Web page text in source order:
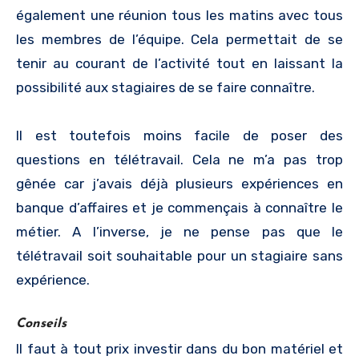
également une réunion tous les matins avec tous
les membres de l’équipe. Cela permettait de se
tenir au courant de l’activité tout en laissant la
possibilité aux stagiaires de se faire connaître.
Il est toutefois moins facile de poser des
questions en télétravail. Cela ne m’a pas trop
gênée car j’avais déjà plusieurs expériences en
banque d’affaires et je commençais à connaître le
métier. A l’inverse, je ne pense pas que le
télétravail soit souhaitable pour un stagiaire sans
expérience.
Conseils
Il faut à tout prix investir dans du bon matériel et